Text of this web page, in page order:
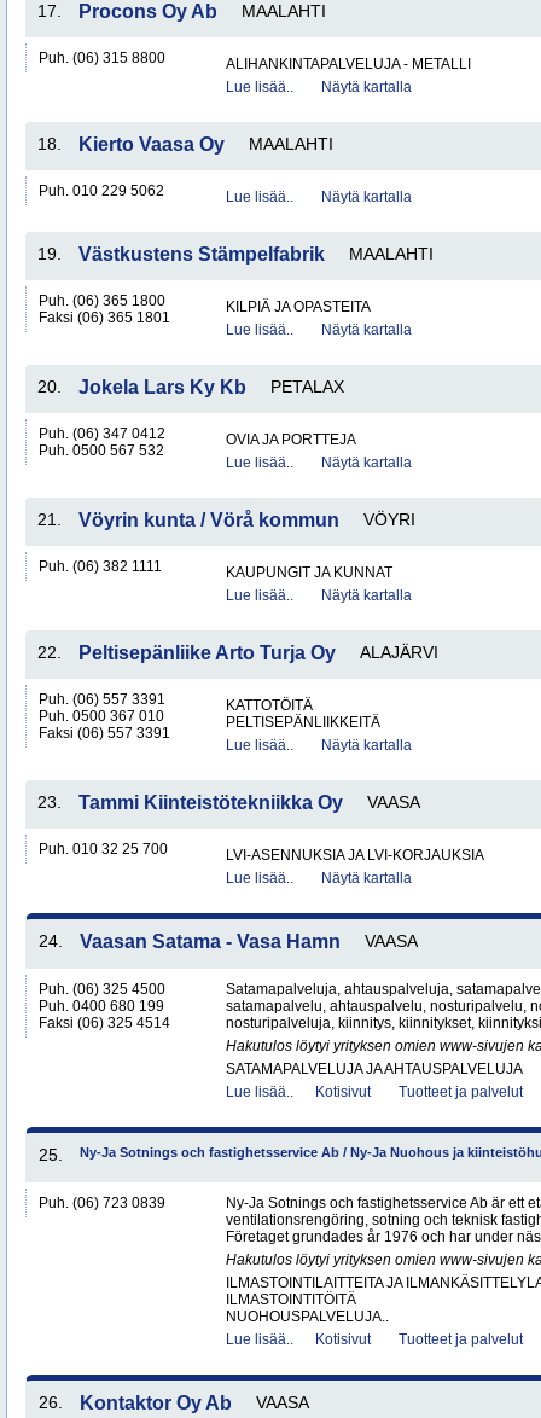
17. Procons Oy Ab MAALAHTI
Puh. (06) 315 8800
ALIHANKINTAPALVELUJA - METALLI
Lue lisää..
Näytä kartalla
18. Kierto Vaasa Oy MAALAHTI
Puh. 010 229 5062 Lue lisää.. Näytä kartalla
19. Västkustens Stämpelfabrik MAALAHTI
Puh. (06) 365 1800
Faksi (06) 365 1801
KILPIÄ JA OPASTEITA
Lue lisää..
Näytä kartalla
20. Jokela Lars Ky Kb PETALAX
Puh. (06) 347 0412
Puh. 0500 567 532
OVIA JA PORTTEJA
Lue lisää..
Näytä kartalla
21. Vöyrin kunta / Vörå kommun VÖYRI
Puh. (06) 382 1111
KAUPUNGIT JA KUNNAT
Lue lisää..
Näytä kartalla
22. Peltisepänliike Arto Turja Oy ALAJÄRVI
Puh. (06) 557 3391
Puh. 0500 367 010
Faksi (06) 557 3391
KATTOTÖITÄ
PELTISEPÄNLIIKKEITÄ
Lue lisää..
Näytä kartalla
23. Tammi Kiinteistötekniikka Oy VAASA
Puh. 010 32 25 700
LVI-ASENNUKSIA JA LVI-KORJAUKSIA
Lue lisää..
Näytä kartalla
24. Vaasan Satama - Vasa Hamn VAASA
Puh. (06) 325 4500
Puh. 0400 680 199
Faksi (06) 325 4514
Satamapalveluja, ahtauspalveluja,
satamapalvelu, ahtauspalvelu, nosturipalvelu,
nosturipalveluja, kiinnitys, kiinnitykset,
Hakutulos löytyi yrityksen omien www-sivujen
SATAMAPALVELUJA JA AHTAUSPALVELUJA
Lue lisää..
Kotisivut Tuotteet ja palvelut
25. Ny-Ja Sotnings och fastighetsservice Ab / Ny-Ja Nuohous ja
Puh. (06) 723 0839
Ny-Ja Sotnings och fastighetsservice Ab är ett
ventilationsrengöring, sotning och teknisk
Företaget grundades år 1976 och har under
Hakutulos löytyi yrityksen omien www-sivujen
ILMASTOINTILAITTEITA JA
ILMASTOINTITÖITÄ
NUOHOUSPALVELUJA..
Lue lisää..
Kotisivut Tuotteet ja palvelut
26. Kontaktor Oy Ab VAASA